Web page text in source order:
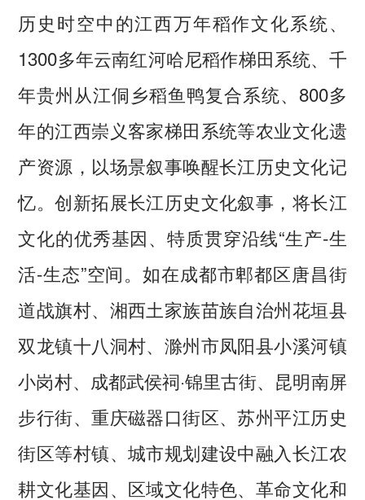
历史时空中的江西万年稻作文化系统、
1300多年云南红河哈尼稻作梯田系统、千
年贵州从江侗乡稻鱼鸭复合系统、800多
年的江西崇义客家梯田系统等农业文化遗
产资源，以场景叙事唤醒长江历史文化记
忆。创新拓展长江历史文化叙事，将长江
文化的优秀基因、特质贯穿沿线“生产-生
活-生态”空间。如在成都市郫都区唐昌街
道战旗村、湘西土家族苗族自治州花垣县
双龙镇十八洞村、滁州市凤阳县小溪河镇
小岗村、成都武侯祠·锦里古街、昆明南屏
步行街、重庆磁器口街区、苏州平江历史
街区等村镇、城市规划建设中融入长江农
耕文化基因、区域文化特色、革命文化和